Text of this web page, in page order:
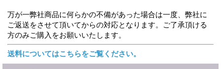
万が一弊社商品に何らかの不備があった場合は一度、弊社に
ご返送をさせて頂いてからの対応となります。ご了承頂ける
方のみご購入をお願いいたします。
送料についてはこちらをご覧ください。